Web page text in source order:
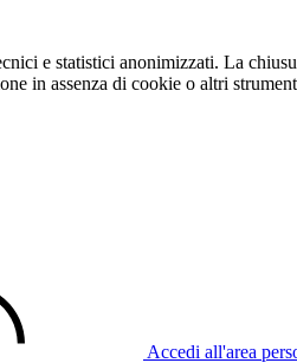
e statistici anonimizzati. La
in assenza di cookie o altri
Accedi all'area